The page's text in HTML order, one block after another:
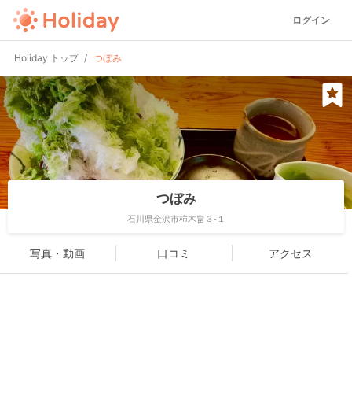
ログイン
Holiday トップ つぼみ
つぼみ
石川県金沢市柿木畠３-１
写真・動画 口コミ アクセス